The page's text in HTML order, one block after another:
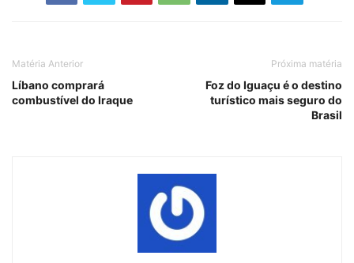
Matéria Anterior
Líbano comprará
combustível do Iraque
Próxima matéria
Foz do Iguaçu é o destino
turístico mais seguro do
Brasil